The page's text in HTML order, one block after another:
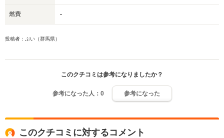
燃費 -
投稿者：ぶい（群馬県）
このクチコミは参考になりましたか？
参考になった人： 0 参考になった
このクチコミに対するコメント